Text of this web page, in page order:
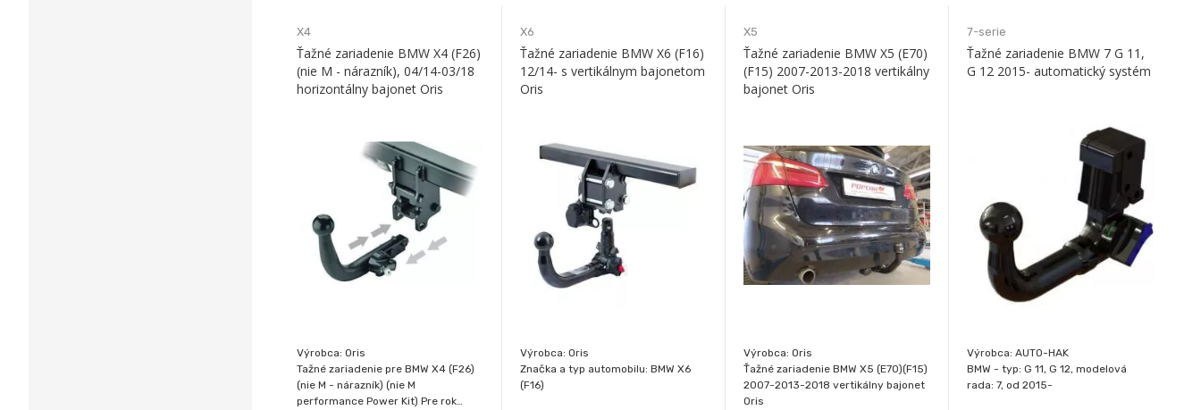
X4
Ťažné zariadenie BMW X4 (F26)
(nie M - nárazník), 04/14-03/18
horizontálny bajonet Oris
Výrobca: Oris
Tažné zariadenie pre BMW X4 (F26)
(nie M - nárazník) (nie M
performance Power Kit) Pre rok
X6
Ťažné zariadenie BMW X6 (F16)
12/14- s vertikálnym bajonetom
Oris
Výrobca: Oris
Značka a typ automobilu: BMW X6
(F16)
X5
Ťažné zariadenie BMW X5 (E70)
(F15) 2007-2013-2018 vertikálny
bajonet Oris
Výrobca: Oris
Ťažné zariadenie BMW X5 (E70)(F15)
2007-2013-2018 vertikálny bajonet
Oris
7-serie
Ťažné zariadenie BMW 7 G 11,
G 12 2015- automatický systém
Výrobca: AUTO-HAK
BMW - typ: G 11, G 12, modelová
rada: 7, od 2015-